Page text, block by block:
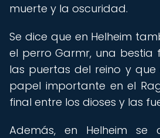
muerte y la oscuridad.
Se dice que en Helheim
el perro Garmr, una bestia
las puertas del reino y
papel importante en el
final entre los dioses y las
Además, en Helheim se